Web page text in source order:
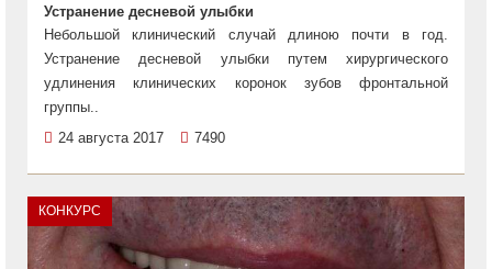
Устранение десневой улыбки
Небольшой клинический случай длиною почти в год.
Устранение десневой улыбки путем хирургического
удлинения клинических коронок зубов фронтальной
группы..
24 августа 2017
7490
КОНКУРС